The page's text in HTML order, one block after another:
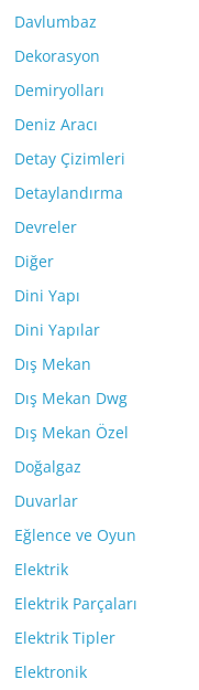
Davlumbaz
Dekorasyon
Demiryolları
Deniz Aracı
Detay Çizimleri
Detaylandırma
Devreler
Diğer
Dini Yapı
Dini Yapılar
Dış Mekan
Dış Mekan Dwg
Dış Mekan Özel
Doğalgaz
Duvarlar
Eğlence ve Oyun
Elektrik
Elektrik Parçaları
Elektrik Tipler
Elektronik